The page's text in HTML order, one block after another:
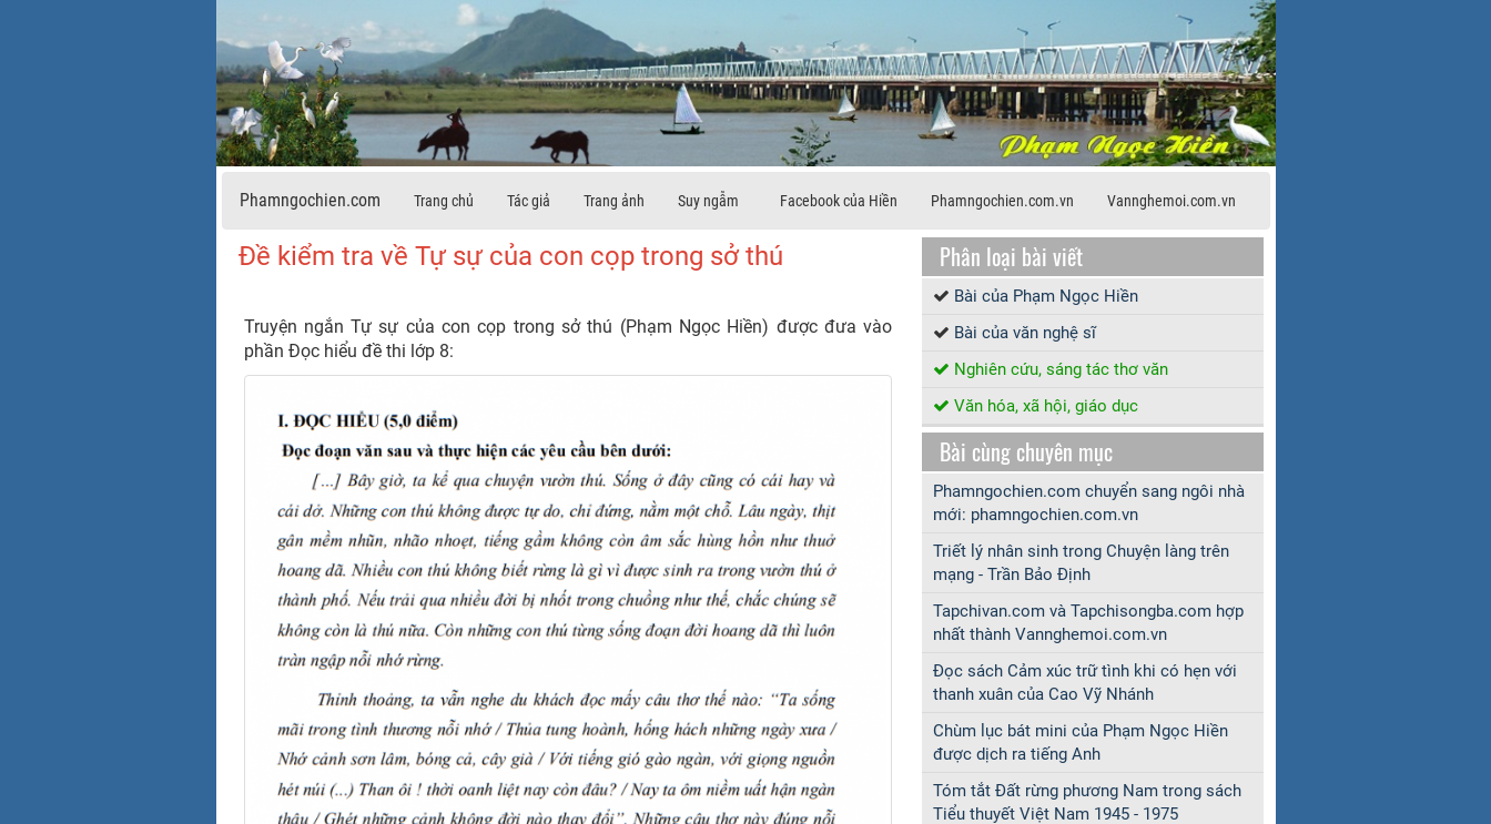
Phamngochien.com Trang chủ Tác giả Trang ảnh Suy ngẫm Facebook của Hiền Phamngochien.com.vn Vannghemoi.com.vn
Đề kiểm tra về Tự sự của con cọp trong sở thú
Truyện ngắn Tự sự của con cọp trong sở thú (Phạm Ngọc Hiền) được đưa vào
phần Đọc hiểu đề thi lớp 8:
Phân loại bài viết
Bài của Phạm Ngọc Hiền
Bài của văn nghệ sĩ
Nghiên cứu, sáng tác thơ văn
Văn hóa, xã hội, giáo dục
Bài cùng chuyên mục
Phamngochien.com chuyển sang ngôi nhà
mới: phamngochien.com.vn
Triết lý nhân sinh trong Chuyện làng trên
mạng - Trần Bảo Định
Tapchivan.com và Tapchisongba.com hợp
nhất thành Vannghemoi.com.vn
Đọc sách Cảm xúc trữ tình khi có hẹn với
thanh xuân của Cao Vỹ Nhánh
Chùm lục bát mini của Phạm Ngọc Hiền
được dịch ra tiếng Anh
Tóm tắt Đất rừng phương Nam trong sách
Tiểu thuyết Việt Nam 1945 - 1975